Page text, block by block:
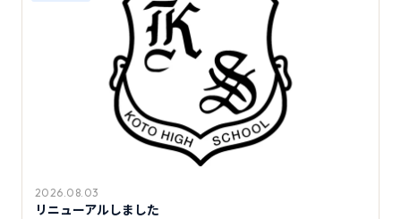
転入学・編入学
オープンキャンパス
2026.08.03
リニューアルしました